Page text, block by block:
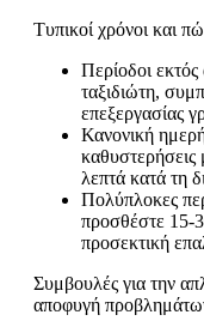
Τυπικοί χρόνοι και
Περίοδοι
ταξιδιώτη,
επεξεργασίας
Κανονική
λεπτά κατά τη
Πολύπλοκες
προσθέστε 15-
προσεκτική
Συμβουλές για την
αποφυγή